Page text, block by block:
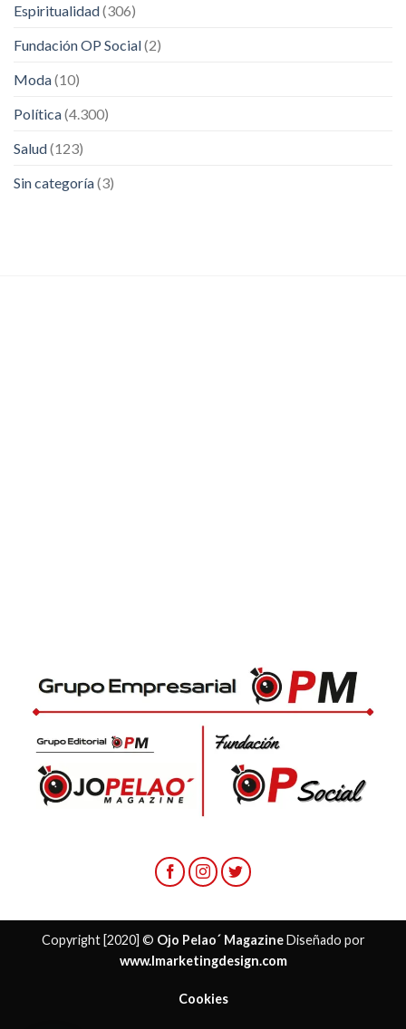
Espiritualidad(306)
Fundación OP Social(2)
Moda(10)
Política(4.300)
Salud(123)
Sin categoría(3)
Copyright [2020] © Ojo Pelao´ MagazineDiseñado por
www.lmarketingdesign.com
Cookies